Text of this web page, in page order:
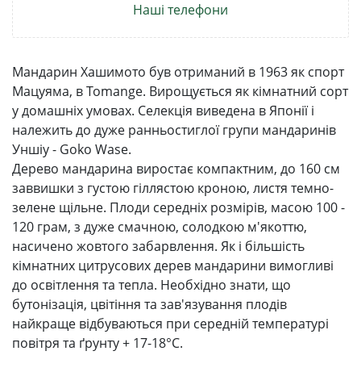
Наші телефони
Мандарин Хашимото був отриманий в 1963 як спорт
Мацуяма, в Tomange. Вирощується як кімнатний сорт
у домашніх умовах. Селекція виведена в Японії і
належить до дуже ранньостиглої групи мандаринів
Уншіу - Goko Wase.
Дерево мандарина виростає компактним, до 160 см
заввишки з густою гіллястою кроною, листя темно-
зелене щільне. Плоди середніх розмірів, масою 100 -
120 грам, з дуже смачною, солодкою м'якоттю,
насичено жовтого забарвлення. Як і більшість
кімнатних цитрусових дерев мандарини вимогливі
до освітлення та тепла. Необхідно знати, що
бутонізація, цвітіння та зав'язування плодів
найкраще відбуваються при середній температурі
повітря та ґрунту + 17-18°C.